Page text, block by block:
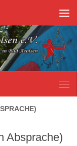
Absprache)